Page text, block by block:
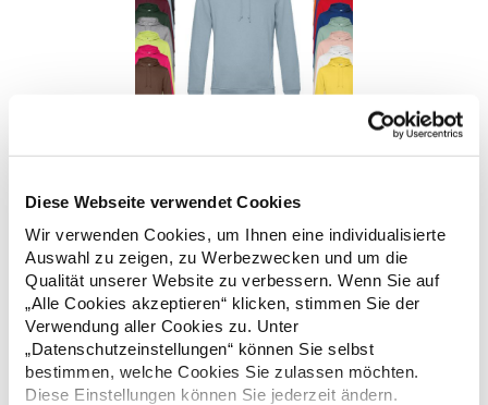
Diese Webseite verwendet Cookies
Wir verwenden Cookies, um Ihnen eine individualisierte
Auswahl zu zeigen, zu Werbezwecken und um die
Qualität unserer Website zu verbessern. Wenn Sie auf
„Alle Cookies akzeptieren“ klicken, stimmen Sie der
Verwendung aller Cookies zu. Unter
„Datenschutzeinstellungen“ können Sie selbst
bestimmen, welche Cookies Sie zulassen möchten.
Diese Einstellungen können Sie jederzeit ändern.
Passform Taschen an den Seitennähten Seitennähte Einfaches
Branding: Kein B&C-Etikett Innen Halbmond aus Single-Jersey
auf Rückseite Kapuze mit Single-Jersey-Futter Qualitativ
hochwertiges Nackenband mit Fischgrät-Muster Modischer
Kordelzug Widerstandsfähige Qualität Weiches Handgefühl
Glatte und weiche Oberfläche aus 100 % Baumwolle In
Seitennaht: Weiches Satin-EtikettGrammatur: 280
g/m²Materialzusammensetzung: 80% Baumwolle / 20%
Polyester (Heather Grey: 71% Baumwolle / 25% Polyester / 4%
23,60 € *
* Preise inkl. gesetzlicher Mwst. + Versandkosten *